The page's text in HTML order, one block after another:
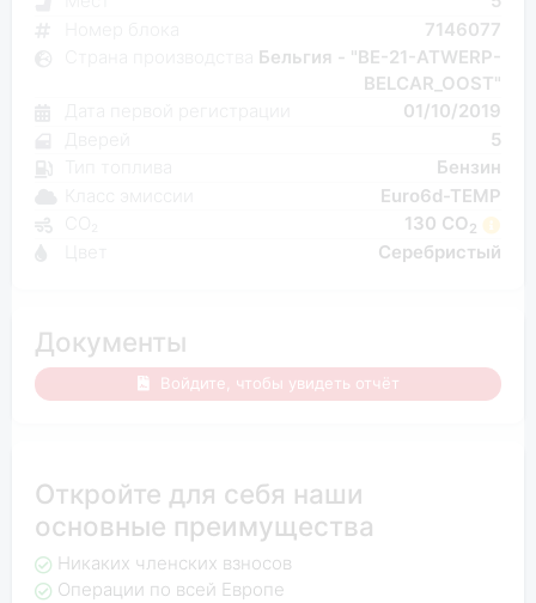
7146077
Бельгия - "BE-21-ATWERP-
BELCAR_OOST"
01/10/2019
5
Бензин
Euro6d-TEMP
130 CO2
Серебристый
Документы
Войдите, чтобы увидеть отчёт
Откройте для себя наши
основные преимущества
Никаких членских взносов
Операции по всей Европе